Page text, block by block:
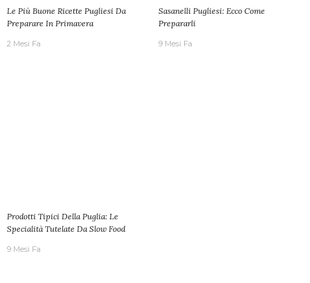
Le Più Buone Ricette Pugliesi Da
Preparare In Primavera
2 Mesi Fa
Sasanelli Pugliesi: Ecco Come
Prepararli
9 Mesi Fa
Prodotti Tipici Della Puglia: Le
Specialità Tutelate Da Slow Food
9 Mesi Fa